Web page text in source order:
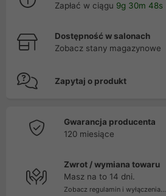
Zapłać w ciągu 9g 30m 47s
Dostępność w salonach
Zobacz stany magazynowe
Zapytaj o produkt
Gwarancja producenta
120 miesiące
Zwrot / wymiana towaru
Masz na to 14 dni.
Zobacz regulamin i wyłączenia...